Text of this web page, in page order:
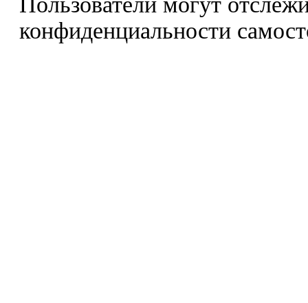
конфиденциальности